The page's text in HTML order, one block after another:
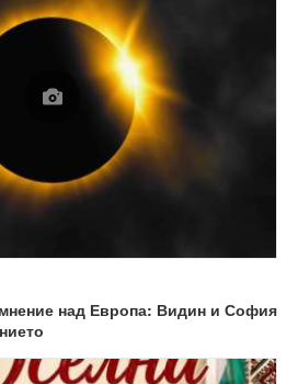
над Европа: Видин и София